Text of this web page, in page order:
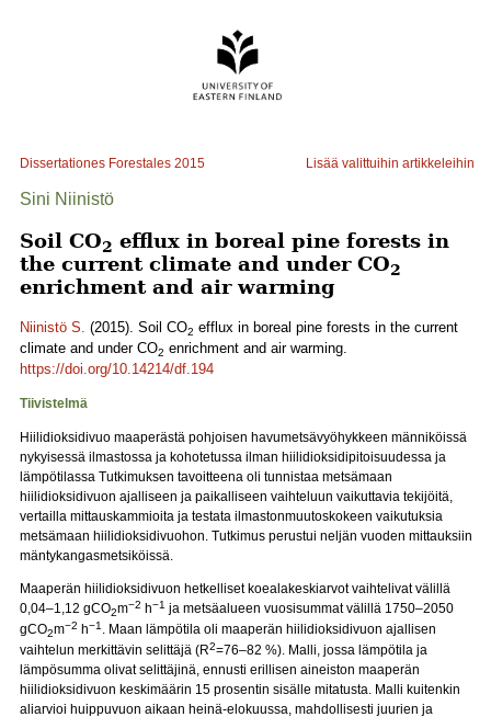
Dissertationes Forestales 2015 Lisää valittuihin artikkeleihin
Sini Niinistö
Soil CO2 efflux in boreal pine forests in
the current climate and under CO2
enrichment and air warming
Niinistö S. (2015). Soil CO2 efflux in boreal pine forests in the current
climate and under CO2 enrichment and air warming.
https://doi.org/10.14214/df.194
Tiivistelmä
Hiilidioksidivuo maaperästä pohjoisen havumetsävyöhykkeen männiköissä
nykyisessä ilmastossa ja kohotetussa ilman hiilidioksidipitoisuudessa ja
lämpötilassa Tutkimuksen tavoitteena oli tunnistaa metsämaan
hiilidioksidivuon ajalliseen ja paikalliseen vaihteluun vaikuttavia tekijöitä,
vertailla mittauskammioita ja testata ilmastonmuutoskokeen vaikutuksia
metsämaan hiilidioksidivuohon. Tutkimus perustui neljän vuoden mittauksiin
mäntykangasmetsiköissä.
Maaperän hiilidioksidivuon hetkelliset koealakeskiarvot vaihtelivat välillä
0,04–1,12 gCO2m−2 h−1 ja metsäalueen vuosisummat välillä 1750–2050
gCO2m−2 h−1 . Maan lämpötila oli maaperän hiilidioksidivuon ajallisen
vaihtelun merkittävin selittäjä (R2=76–82 %). Malli, jossa lämpötila ja
lämpösumma olivat selittäjinä, ennusti erillisen aineiston maaperän
hiilidioksidivuon keskimäärin 15 prosentin sisälle mitatusta. Malli kuitenkin
aliarvioi huippuvuon aikaan heinä-elokuussa, mahdollisesti juurien ja